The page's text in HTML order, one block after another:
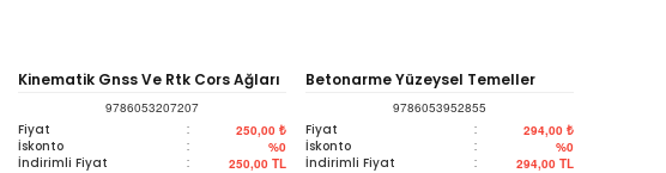
Kinematik Gnss Ve Rtk Cors Ağları
9786053207207
Fiyat : 250,00 ₺
İskonto : %0
İndirimli Fiyat : 250,00 TL
Betonarme Yüzeysel Temeller
9786053952855
Fiyat : 294,00 ₺
İskonto : %0
İndirimli Fiyat : 294,00 TL